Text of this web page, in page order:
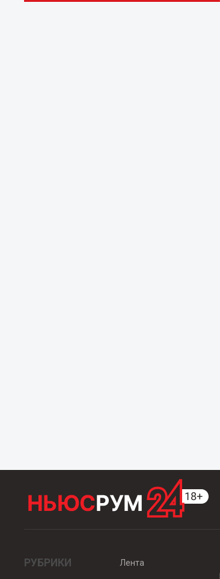
РУБРИКИ
Лента